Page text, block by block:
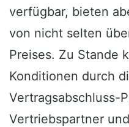
verfügbar, bieten
von nicht selten
Preises. Zu Stande
Konditionen durch
Vertragsabschluss-
Vertriebspartner